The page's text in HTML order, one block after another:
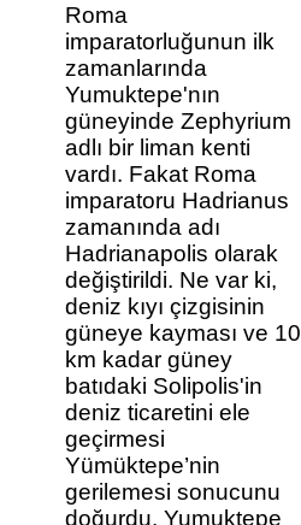
Roma
imparatorluğunun ilk
zamanlarında
Yumuktepe'nın
güneyinde Zephyrium
adlı bir liman kenti
vardı. Fakat Roma
imparatoru Hadrianus
zamanında adı
Hadrianapolis olarak
değiştirildi. Ne var ki,
deniz kıyı çizgisinin
güneye kayması ve 10
km kadar güney
batıdaki Solipolis'in
deniz ticaretini ele
geçirmesi
Yümüktepe’nin
gerilemesi sonucunu
doğurdu. Yumuktepe